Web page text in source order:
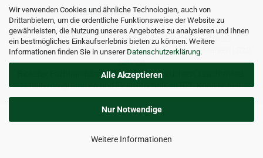
Wir verwenden Cookies und ähnliche Technologien, auch von
Drittanbietern, um die ordentliche Funktionsweise der Website zu
gewährleisten, die Nutzung unseres Angebotes zu analysieren und Ihnen
ein bestmögliches Einkaufserlebnis bieten zu können. Weitere
Informationen finden Sie in unserer Datenschutzerklärung.
Alle Akzeptieren
Nur Notwendige
Weitere Informationen
Und viele weitereB2B Services
© DEL-KO GmbH 2026 |Impressum|AGB| Datenschutz
Kontakt|Vertriebspartner werden|Sitemap|Unsere Marken
Service
Bioledex Fachhandelsplattform für LED Leuchten, Leuchtmittel,
Schalterprogrammen und Elektrotechnik zu B2B Konditionen.